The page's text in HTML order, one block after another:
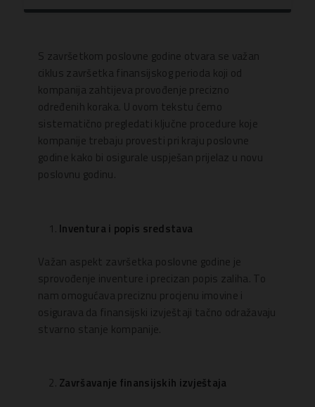
S završetkom poslovne godine otvara se važan
ciklus završetka finansijskog perioda koji od
kompanija zahtijeva provođenje precizno
određenih koraka. U ovom tekstu ćemo
sistematično pregledati ključne procedure koje
kompanije trebaju provesti pri kraju poslovne
godine kako bi osigurale uspješan prijelaz u novu
poslovnu godinu.
Inventura i popis sredstava
Važan aspekt završetka poslovne godine je
sprovođenje inventure i precizan popis zaliha. To
nam omogućava preciznu procjenu imovine i
osigurava da finansijski izvještaji tačno odražavaju
stvarno stanje kompanije.
Završavanje finansijskih izvještaja